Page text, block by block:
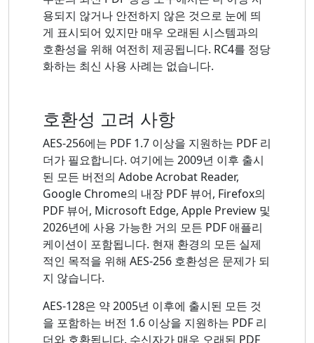
용되지 않거나 안전하지 않은 것으로 눈에 띄
게 표시되어 있지만 매우 오래된 시스템과의
호환성을 위해 여전히 제공됩니다. RC4를 정당
화하는 최신 사용 사례는 없습니다.
호환성 고려 사항
AES-256에는 PDF 1.7 이상을 지원하는 PDF 리
더가 필요합니다. 여기에는 2009년 이후 출시
된 모든 버전의 Adobe Acrobat Reader,
Google Chrome의 내장 PDF 뷰어, Firefox의
PDF 뷰어, Microsoft Edge, Apple Preview 및
2026년에 사용 가능한 거의 모든 PDF 애플리
케이션이 포함됩니다. 현재 환경의 모든 실제
적인 목적을 위해 AES-256 호환성은 문제가 되
지 않습니다.
AES-128은 약 2005년 이후에 출시된 모든 것
을 포함하는 버전 1.6 이상을 지원하는 PDF 리
더와 호환됩니다. 수신자가 매우 오래된 PDF